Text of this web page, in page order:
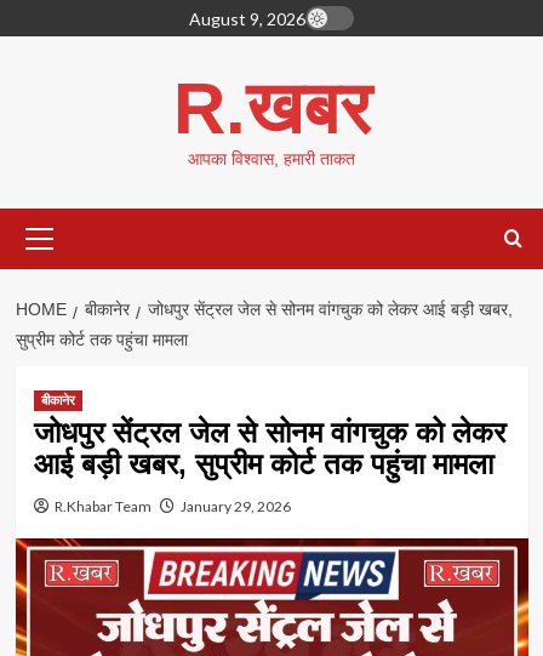
to
August 9, 2026
R.खबर
आपका विश्वास, हमारी ताकत
Menu
HOME बीकानेर
जोधपुर सेंट्रल जेल से सोनम वांगचुक को लेकर आई बड़ी खबर,
सुप्रीम कोर्ट तक पहुंचा मामला
बीकानेर
जोधपुर सेंट्रल जेल से सोनम वांगचुक को लेकर
आई बड़ी खबर, सुप्रीम कोर्ट तक पहुंचा मामला
R.Khabar Team January 29, 2026